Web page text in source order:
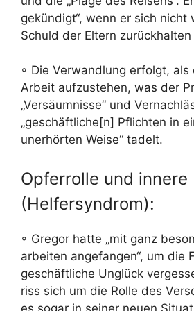
gekündigt“, wenn er sich nicht
Schuld der Eltern
◦ Die Verwandlung erfolgt, als
Arbeit aufzustehen, was der
„Versäumnisse“ und
„geschäftliche[n] Pflichten in
unerhörten Weise“ tadelt.
Opferrolle und innere
(Helfersyndrom):
◦ Gregor hatte „mit ganz
arbeiten angefangen“, um die
geschäftliche Unglück
riss sich um die Rolle des
es sogar in seiner neuen